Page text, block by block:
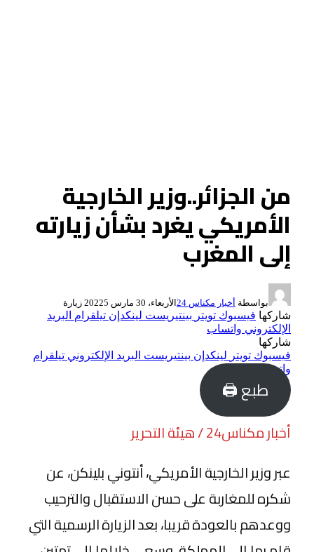
من الجزائر..وزير الخارجية
الأمريكي يغرد بشأن زيارته
إلى المغرب
بواسطة أخبار مكناس 24 الأربعاء، 30 مارس 2022 5 زيارة
شاركها فيسبوك تويتر بينتيريست لينكدإن تيلقرام البريد
الإلكتروني واتساب
شاركها
فيسبوك تويتر لينكدإن بينتيريست البريد الإلكتروني تيلقرام
واتساب
طبع 🖨
أخبار مكناس24 / هيئة التحرير
عبر وزير الخارجية الأمريكي، أنتوني بلينكن، عن
شكره للمغاربة على حسن الاستقبال والترحيب
ووعدهم بالعودة قريبا، بعد الزيارة الرسمية التي